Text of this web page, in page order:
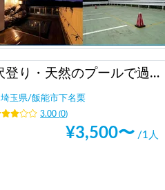
沢登り・天然のプールで過ごす時間体験 in 飯能
埼玉県/飯能市下名栗
3.00 (0)
¥3,500〜 /1人